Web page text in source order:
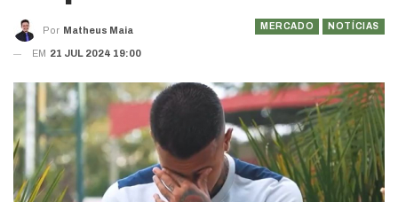
MERCADO NOTÍCIAS
Por Matheus Maia
EM 21 JUL 2024 19:00